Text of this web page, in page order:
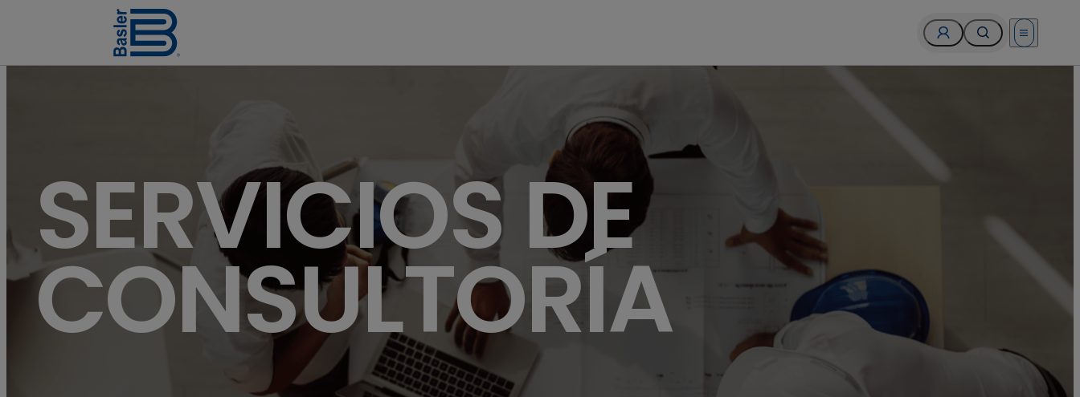
Open menu
SERVICIOS DE
CONSULTORÍA